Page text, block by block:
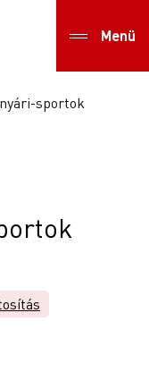
Menü
sportok